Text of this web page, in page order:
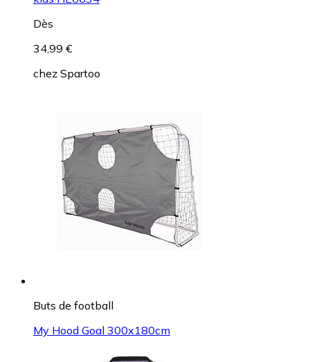
Dès
34,99 €
chez Spartoo
Buts de football
My Hood Goal 300x180cm